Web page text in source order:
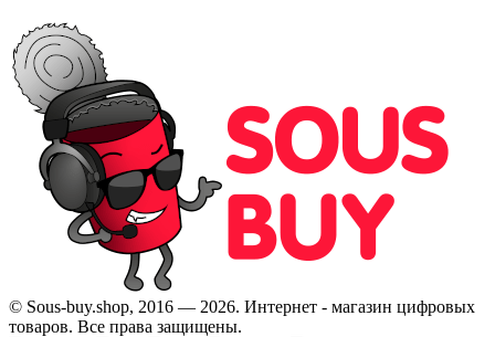
© Sous-buy.shop, 2016 — 2026. Интернет - магазин цифровых
товаров. Все права защищены.